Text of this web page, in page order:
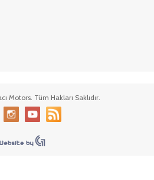
Motors. Tüm Hakları Saklıdır.